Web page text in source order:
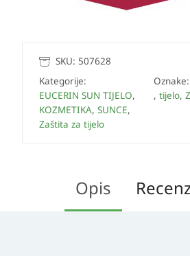
SKU: 507628
Kategorije:
EUCERIN SUN TIJELO,
KOZMETIKA, SUNCE,
Zaštita za tijelo
Oznake:
, tijelo,
Opis